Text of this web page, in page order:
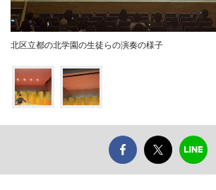
北区立都の北学園の生徒らの演奏の様子